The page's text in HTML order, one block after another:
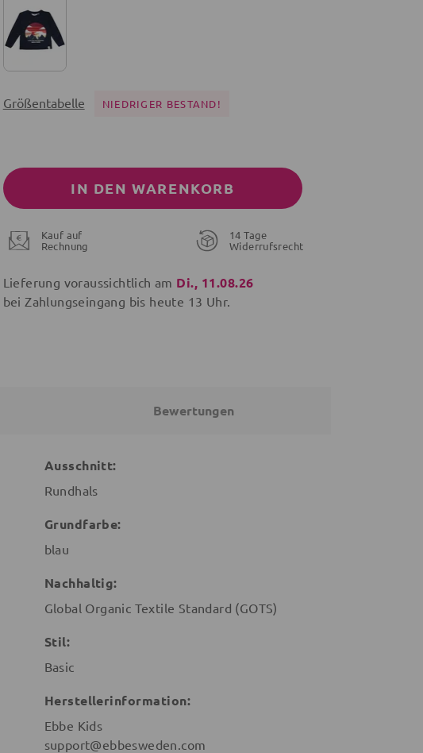
59,90 € 24,90 €
Größentabelle NIEDRIGER BESTAND!
IN DEN WARENKORB
Kauf auf
Rechnung
14 Tage
Widerrufsrecht
Lieferung voraussichtlich am Di., 11.08.26
bei Zahlungseingang bis heute 13 Uhr.
Bewertungen
Ausschnitt:
Rundhals
Grundfarbe:
blau
Nachhaltig:
Global Organic Textile Standard (GOTS)
Stil:
Basic
Herstellerinformation:
Ebbe Kids
support@ebbesweden.com